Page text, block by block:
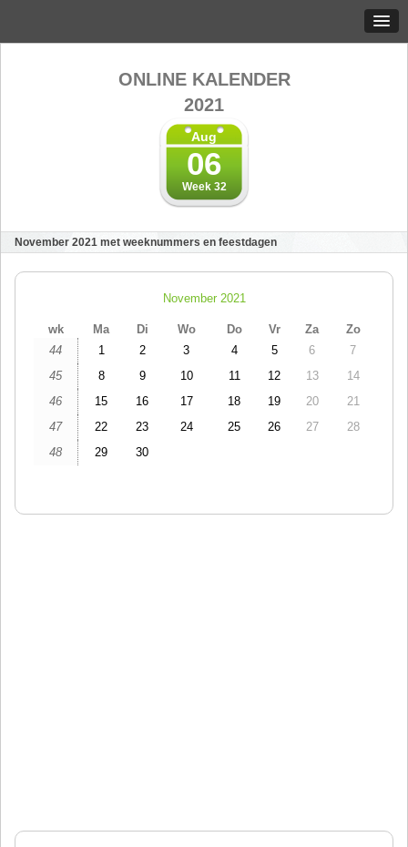
ONLINE KALENDER
2021
Aug
06
Week 32
November 2021 met weeknummers en feestdagen
November 2021
wk Ma Di Wo Do Vr Za
Zo
44
1 2 3 4 5 6
7
45
8 9 10 11 12 13
14
46
15 16 17 18 19 20
21
47
22 23 24 25 26 27
28
48
29 30